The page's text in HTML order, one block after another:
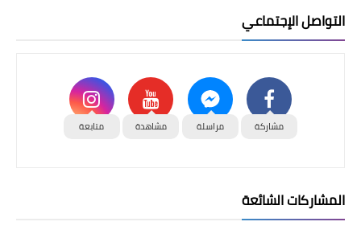
التواصل الإجتماعي
مشاركة مراسلة مشاهدة متابعة
المشاركات الشائعة